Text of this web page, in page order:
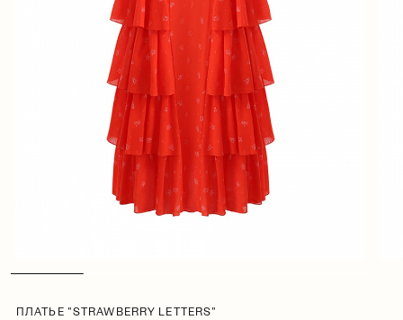
ПЛАТЬЕ "STRAWBERRY LETTERS"